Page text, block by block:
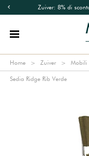
Zuiver: 8% di
Home Zuiver Mobili
Sedia Ridge Rib Verde